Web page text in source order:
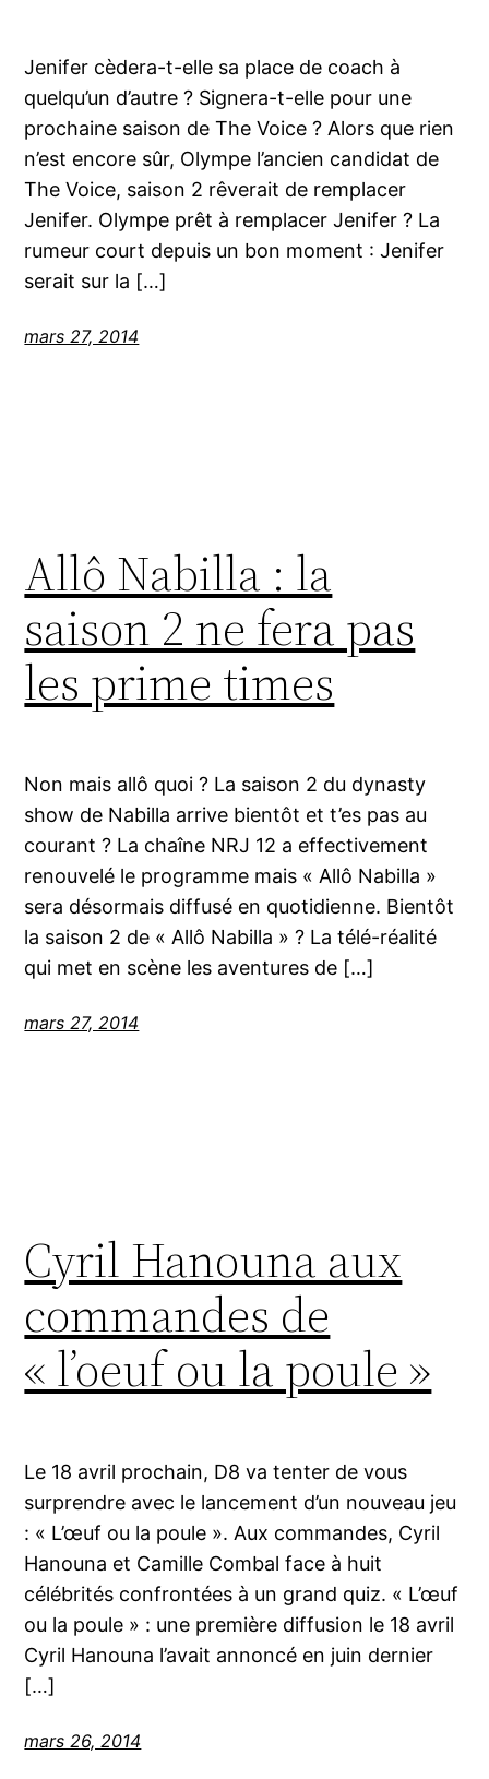
Jenifer cèdera-t-elle sa place de coach à
quelqu’un d’autre ? Signera-t-elle pour une
prochaine saison de The Voice ? Alors que rien
n’est encore sûr, Olympe l’ancien candidat de
The Voice, saison 2 rêverait de remplacer
Jenifer. Olympe prêt à remplacer Jenifer ? La
rumeur court depuis un bon moment : Jenifer
serait sur la […]
mars 27, 2014
Allô Nabilla : la
saison 2 ne fera pas
les prime times
Non mais allô quoi ? La saison 2 du dynasty
show de Nabilla arrive bientôt et t’es pas au
courant ? La chaîne NRJ 12 a effectivement
renouvelé le programme mais « Allô Nabilla »
sera désormais diffusé en quotidienne. Bientôt
la saison 2 de « Allô Nabilla » ? La télé-réalité
qui met en scène les aventures de […]
mars 27, 2014
Cyril Hanouna aux
commandes de
« l’oeuf ou la poule »
Le 18 avril prochain, D8 va tenter de vous
surprendre avec le lancement d’un nouveau jeu
: « L’œuf ou la poule ». Aux commandes, Cyril
Hanouna et Camille Combal face à huit
célébrités confrontées à un grand quiz. « L’œuf
ou la poule » : une première diffusion le 18 avril
Cyril Hanouna l’avait annoncé en juin dernier
[…]
mars 26, 2014